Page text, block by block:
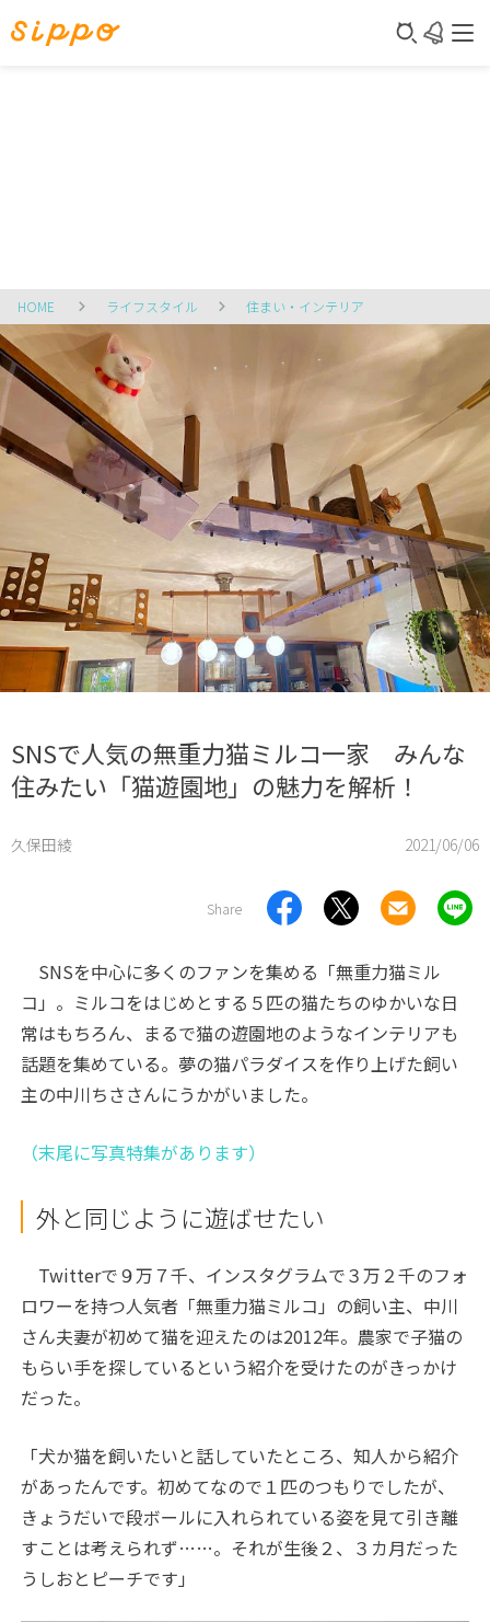
HOME ライフスタイル 住まい・インテリア
SNSで人気の無重力猫ミルコ一家 みんな
住みたい「猫遊園地」の魅力を解析！
久保田綾 2021/06/06
Share
SNSを中心に多くのファンを集める「無重力猫ミル
コ」。ミルコをはじめとする５匹の猫たちのゆかいな日
常はもちろん、まるで猫の遊園地のようなインテリアも
話題を集めている。夢の猫パラダイスを作り上げた飼い
主の中川ちささんにうかがいました。
（末尾に写真特集があります）
外と同じように遊ばせたい
Twitterで９万７千、インスタグラムで３万２千のフォ
ロワーを持つ人気者「無重力猫ミルコ」の飼い主、中川
さん夫妻が初めて猫を迎えたのは2012年。農家で子猫の
もらい手を探しているという紹介を受けたのがきっかけ
だった。
「犬か猫を飼いたいと話していたところ、知人から紹介
があったんです。初めてなので１匹のつもりでしたが、
きょうだいで段ボールに入れられている姿を見て引き離
すことは考えられず……。それが生後２、３カ月だった
うしおとピーチです」